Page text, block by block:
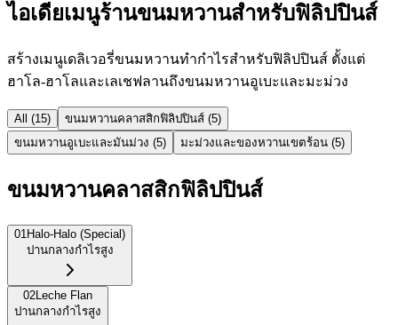
ไอเดียเมนูร้านขนมหวานสำหรับฟิลิปปินส์
สร้างเมนูเดลิเวอรี่ขนมหวานทำกำไรสำหรับฟิลิปปินส์ ตั้งแต่
ฮาโล-ฮาโลและเลเชฟลานถึงขนมหวานอูเบะและมะม่วง
All (15) ขนมหวานคลาสสิกฟิลิปปินส์ (5)
ขนมหวานอูเบะและมันม่วง (5) มะม่วงและของหวานเขตร้อน (5)
ขนมหวานคลาสสิกฟิลิปปินส์
01 Halo-Halo (Special)
ปานกลางกำไรสูง
02Leche Flan
ปานกลางกำไรสูง